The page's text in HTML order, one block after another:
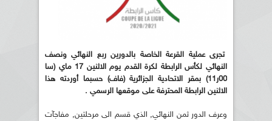
تجرى عملية القرعة الخاصة بالدورين ربع النهائي ونصف
النهائي لكأس الرابطة لكرة القدم يوم الاثنين 17 ماي (سا
00ر11) بمقر الاتحادية الجزائرية (فاف) حسبما أوردته هذا
الاثنين الرابطة المحترفة على موقعها الرسمي .
وعرف الدور ثمن النهائي, الذي قسم الى مرحلتين, مفاجآت